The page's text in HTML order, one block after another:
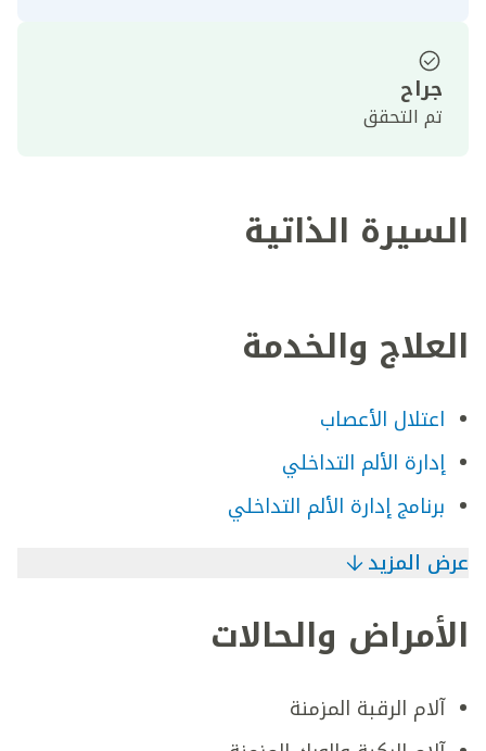
جراح
تم التحقق
السيرة الذاتية
العلاج والخدمة
اعتلال الأعصاب
إدارة الألم التداخلي
برنامج إدارة الألم التداخلي
عرض المزيد
الأمراض والحالات
آلام الرقبة المزمنة